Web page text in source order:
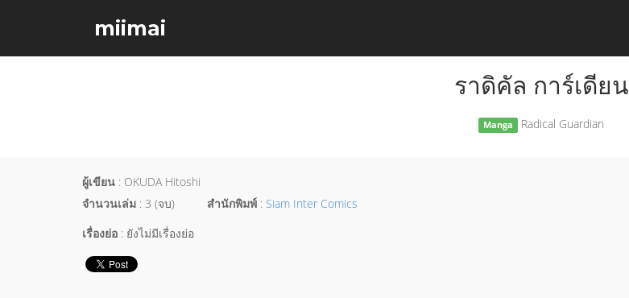
miimai
ราดิคัล การ์เดียน
Manga Radical Guardian
ผู้เขียน : OKUDA Hitoshi
จำนวนเล่ม : 3 (จบ) สำนักพิมพ์ : Siam Inter Comics
เรื่องย่อ : ยังไม่มีเรื่องย่อ